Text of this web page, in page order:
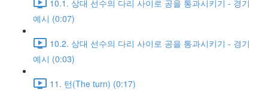
10.1. 상대 선수의 다리 사이로 공을 통과시키기 - 경기
예시 (0:07)
10.2. 상대 선수의 다리 사이로 공을 통과시키기 - 경기
예시 (0:03)
11. 턴(The turn) (0:17)